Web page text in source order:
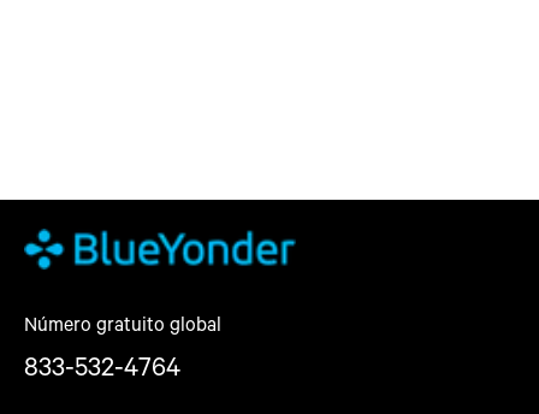
Número gratuito global
833-532-4764